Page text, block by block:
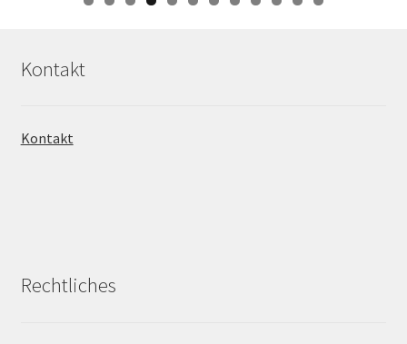
0 1 2
Kontakt
Kontakt
Rechtliches